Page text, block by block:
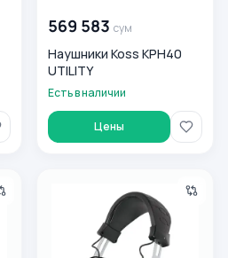
569 583 сум
Наушники Koss KPH40
UTILITY
Есть в наличии
Цены